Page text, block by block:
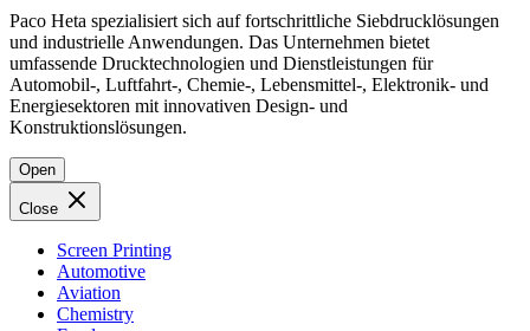
Paco Heta spezialisiert sich auf fortschrittliche Siebdrucklösungen
und industrielle Anwendungen. Das Unternehmen bietet
umfassende Drucktechnologien und Dienstleistungen für
Automobil-, Luftfahrt-, Chemie-, Lebensmittel-, Elektronik- und
Energiesektoren mit innovativen Design- und
Konstruktionslösungen.
Open
Close
Screen Printing
Automotive
Aviation
Chemistry